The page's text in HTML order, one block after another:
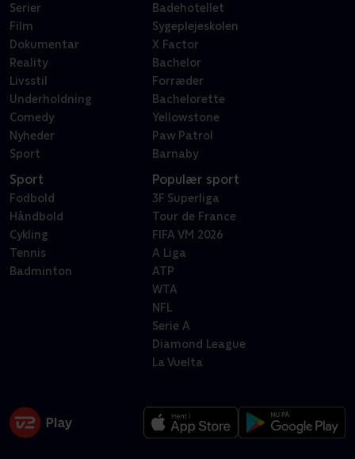
Serier
Film
Dokumentar
Reality
Livsstil
Underholdning
Comedy
Nyheder
Sport
Badehotellet
Sygeplejeskolen
X Factor
Bachelor
Forræder
Bachelorette
Yellowstone
Paw Patrol
Barnaby
Sport
Fodbold
Håndbold
Cykling
Tennis
Badminton
Populær sport
3F Superliga
Tour de France
FIFA VM 2026
A Liga
ATP
WTA
NFL
Serie A
Diamond League
La Vuelta